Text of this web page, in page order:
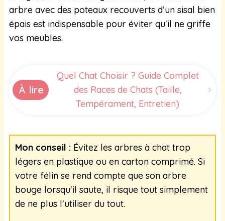
arbre avec des poteaux recouverts d’un sisal bien
épais est indispensable pour éviter qu'il ne griffe
vos meubles.
À lire
Quel Chat Choisir ? Guide Complet
des Races de Chats (Taille,
Tempérament, Entretien)
Mon conseil : Évitez les arbres à chat trop
légers en plastique ou en carton comprimé. Si
votre félin se rend compte que son arbre
bouge lorsqu'il saute, il risque tout simplement
de ne plus l'utiliser du tout.